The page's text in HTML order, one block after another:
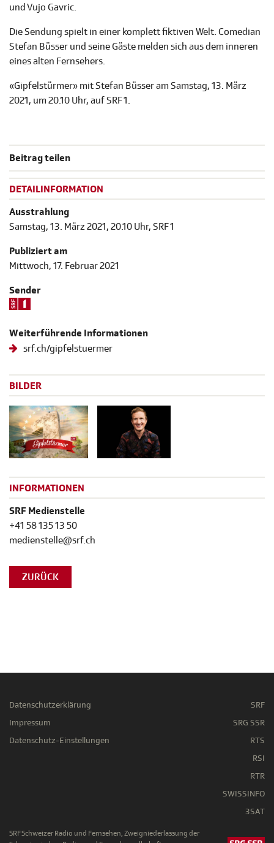
und Vujo Gavric.
Die Sendung spielt in einer komplett fiktiven Welt. Comedian
Stefan Büsser und seine Gäste melden sich aus dem inneren
eines alten Fernsehers.
«Gipfelstürmer» mit Stefan Büsser am Samstag, 13. März
2021, um 20.10 Uhr, auf SRF 1.
Beitrag teilen
DETAILINFORMATION
Ausstrahlung
Samstag, 13. März 2021, 20.10 Uhr, SRF 1
Publiziert am
Mittwoch, 17. Februar 2021
Sender
Weiterführende Informationen
srf.ch/gipfelstuermer
BILDER
INFORMATIONEN
SRF Medienstelle
+41 58 135 13 50
medienstelle@srf.ch
ZURÜCK
Datenschutzerklärung
Impressum
Datenschutz-Einstellungen
SRF
SRG SSR
RTS
RSI
RTR
SWISSINFO
3SAT
SRF Schweizer Radio und Fernsehen, Zweigniederlassung der